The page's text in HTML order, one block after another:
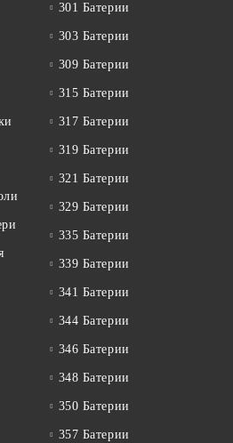
301 Батерии
303 Батерии
309 Батерии
315 Батерии
317 Батерии
319 Батерии
321 Батерии
329 Батерии
335 Батерии
339 Батерии
341 Батерии
344 Батерии
346 Батерии
348 Батерии
350 Батерии
357 Батерии